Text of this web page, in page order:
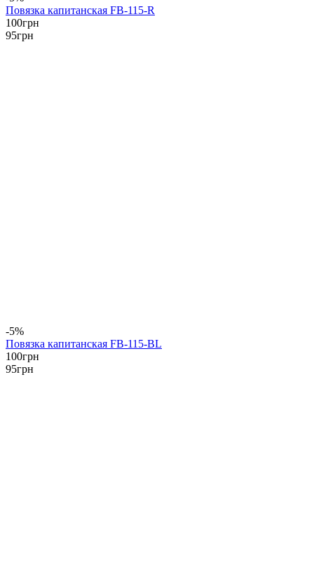
Повязка капитанская FB-115-R
100грн
95грн
-5%
Повязка капитанская FB-115-BL
100грн
95грн